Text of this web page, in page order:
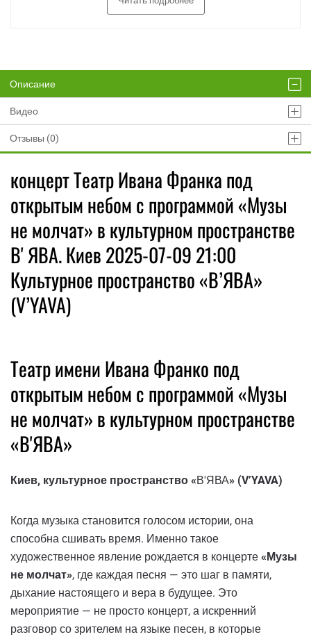
Описание
Видео
Отзывы (0)
концерт Театр Ивана Франка под
открытым небом с программой «Музы
не молчат» в культурном пространстве
ВʼЯВА. Киев 2025-07-09 21:00
Культурное пространство «В’ЯВА»
(V’YAVA)
Театр имени Ивана Франко под
открытым небом с программой «Музы
не молчат» в культурном пространстве
«В'ЯВА»
Киев, культурное пространство «В'ЯВА» (V’YAVA)
Когда музыка становится голосом истории, она
способна сшивать время. Именно такое
художественное явление рождается в концерте «Музы
не молчат», где каждая песня — это шаг в памяти,
дыхание настоящего и вера в будущее. Это
мероприятие — не просто концерт, а искренний
разговор со зрителем на языке песен, в которые